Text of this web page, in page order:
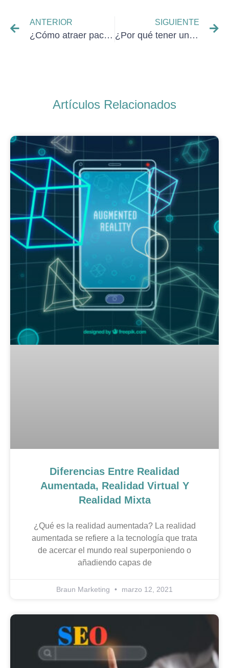
ANTERIOR
¿Cómo atraer pacientes a una clínica dental?
SIGUIENTE
¿Por qué tener un buen blog de fisioterapia?
Artículos Relacionados
Diferencias Entre Realidad
Aumentada, Realidad Virtual Y
Realidad Mixta
¿Qué es la realidad aumentada? La realidad
aumentada se refiere a la tecnología que trata
de acercar el mundo real superponiendo o
añadiendo capas de
Braun Marketing marzo 12, 2021